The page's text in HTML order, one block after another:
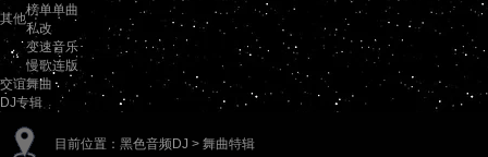
其他
榜单单曲
私改
变速音乐
慢歌连版
交谊舞曲
DJ专辑
目前位置： 黑色音频DJ > 舞曲特辑